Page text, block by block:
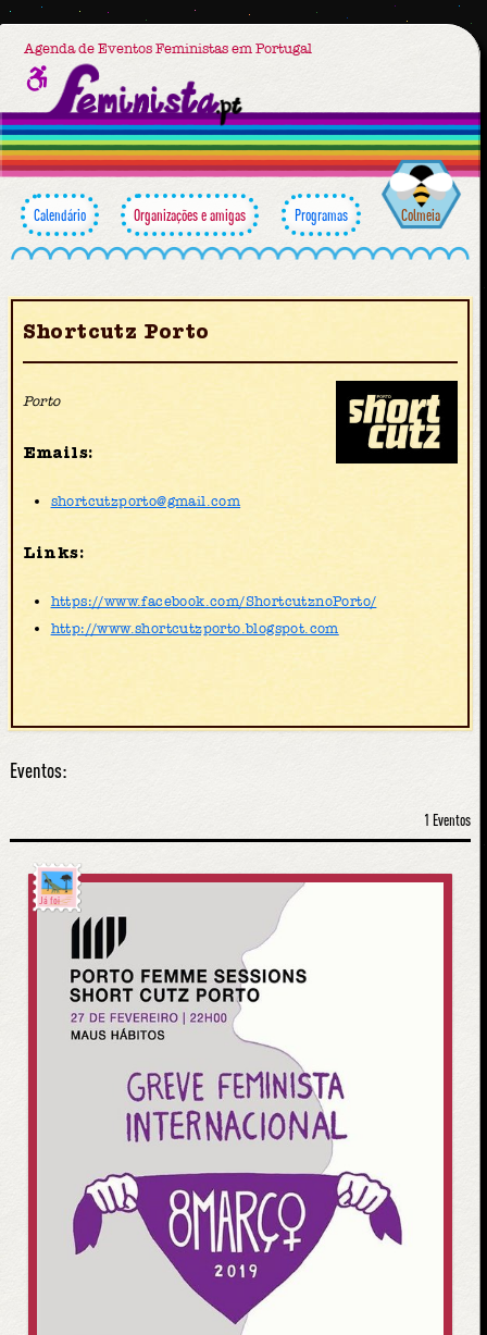
Agenda de Eventos Feministas em Portugal
Calendário Organizações e amigas Programas Colmeia
Shortcutz Porto
Porto
Emails:
shortcutzporto@gmail.com
Links:
https://www.facebook.com/ShortcutznoPorto/
http://www.shortcutzporto.blogspot.com
Eventos:
1 Eventos
Já foi